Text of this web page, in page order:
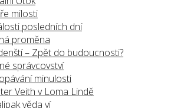
milosti
posledních dní
proměna
– Zpět do budoucnosti?
správcovství
minulosti
Veith v Loma Lindě
věda ví